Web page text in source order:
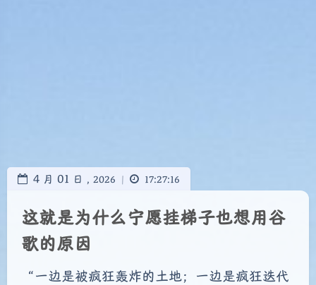
4 月 01 日 , 2026 | 17:27:16
这就是为什么宁愿挂梯子也想用谷
歌的原因
“一边是被疯狂轰炸的土地；一边是疯狂迭代